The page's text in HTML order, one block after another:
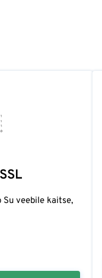
veebile kaitse,